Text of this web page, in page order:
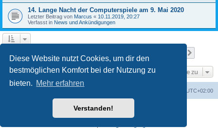
Diese Website nutzt Cookies, um dir den
bestmöglichen Komfort bei der Nutzung zu
bieten. Mehr erfahren
Verstanden!
14. Lange Nacht der Computerspiele am 9. Mai 2020
Letzter Beitrag von Marcus « 10.11.2019, 20:27
Verfasst in News und Ankündigungen
Gehe zu
UTC+02:00
Powered byphpBB® Forum Software © phpBB Limited
phpBB.de